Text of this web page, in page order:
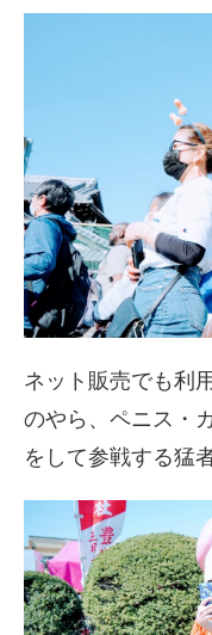
ネット販売でも利
のやら、ペニス・
をして参戦する猛